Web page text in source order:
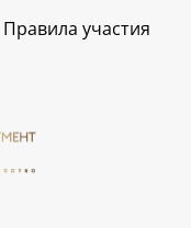
Правила участия